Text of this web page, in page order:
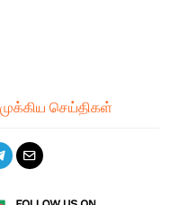
முக்கிய செய்திகள்